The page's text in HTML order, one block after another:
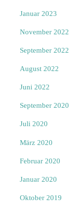
Januar 2023
November 2022
September 2022
August 2022
Juni 2022
September 2020
Juli 2020
März 2020
Februar 2020
Januar 2020
Oktober 2019